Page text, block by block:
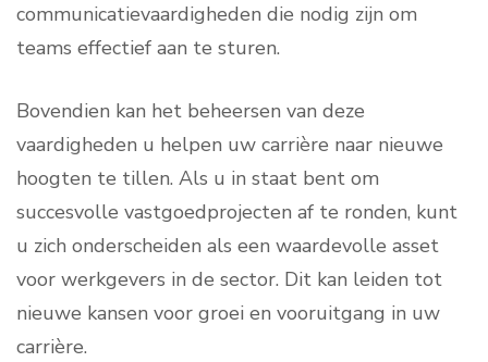
communicatievaardigheden die nodig zijn om
teams effectief aan te sturen.
Bovendien kan het beheersen van deze
vaardigheden u helpen uw carrière naar nieuwe
hoogten te tillen. Als u in staat bent om
succesvolle vastgoedprojecten af ​​te ronden, kunt
u zich onderscheiden als een waardevolle asset
voor werkgevers in de sector. Dit kan leiden tot
nieuwe kansen voor groei en vooruitgang in uw
carrière.